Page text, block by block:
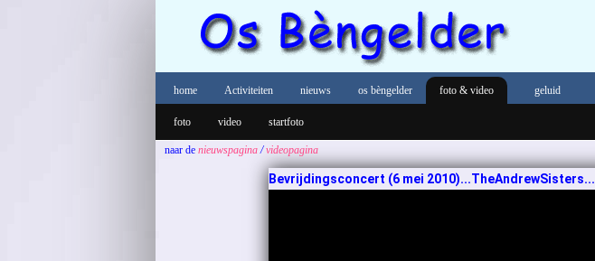
home Activiteiten nieuws os bèngelder foto & video
foto video startfoto
geluid
naar de nieuwspagina/videopagina
Bevrijdingsconcert (6 mei 2010)...TheAndrewSisters...